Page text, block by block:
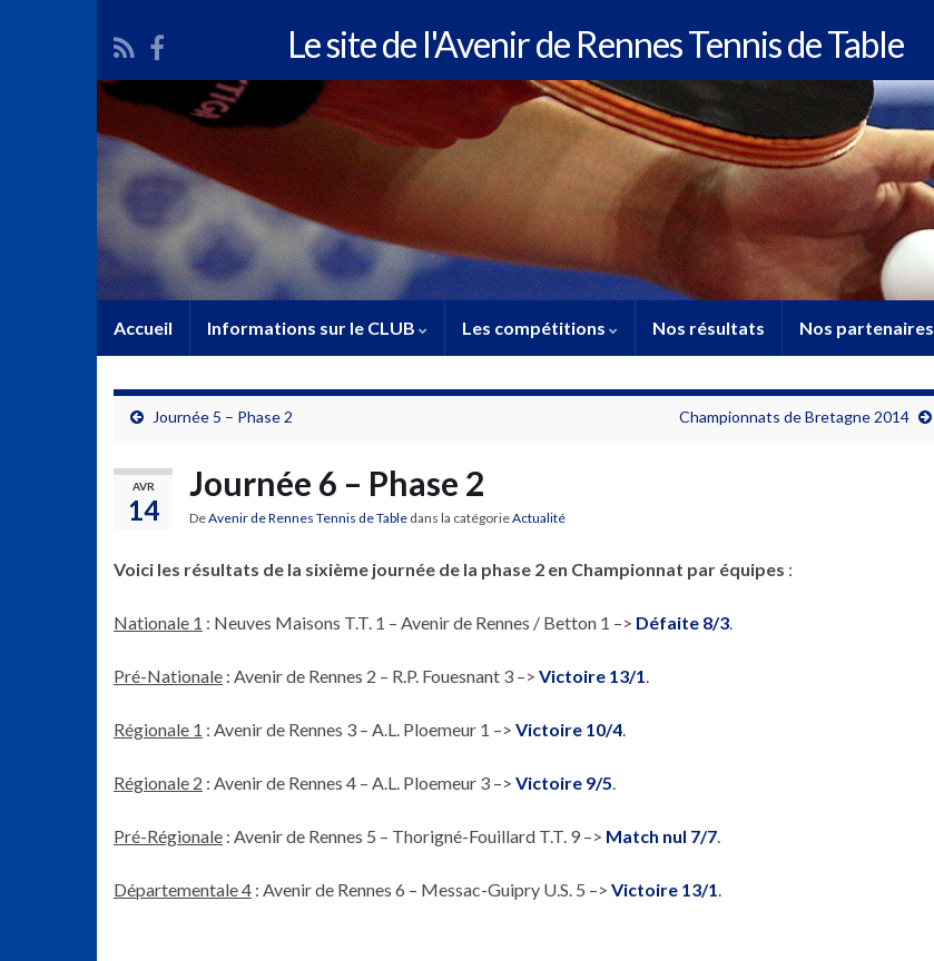
Le site de l'Avenir de Rennes Tennis de Table
Accueil Informations sur le CLUB Les compétitions Nos résultats Nos partenaires
Journée 5 – Phase 2 Championnats de Bretagne 2014
AVR
14
Journée 6 – Phase 2
DeAvenir de Rennes Tennis de Table dans la catégorieActualité
Voici les résultats de la sixième journée de la phase 2 en Championnat par équipes :
Nationale 1 : Neuves Maisons T.T. 1 – Avenir de Rennes / Betton 1 –> Défaite 8/3.
Pré-Nationale : Avenir de Rennes 2 – R.P. Fouesnant 3 –> Victoire 13/1.
Régionale 1 : Avenir de Rennes 3 – A.L. Ploemeur 1 –> Victoire 10/4.
Régionale 2 : Avenir de Rennes 4 – A.L. Ploemeur 3 –> Victoire 9/5.
Pré-Régionale : Avenir de Rennes 5 – Thorigné-Fouillard T.T. 9 –> Match nul 7/7.
Départementale 4 : Avenir de Rennes 6 – Messac-Guipry U.S. 5 –> Victoire 13/1.